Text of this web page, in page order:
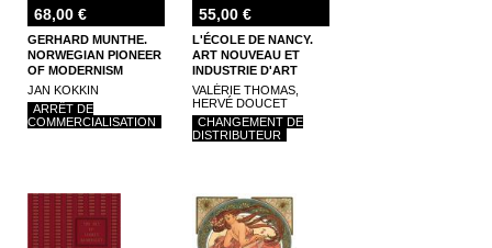
68,00 €
GERHARD MUNTHE.
NORWEGIAN PIONEER
OF MODERNISM
JAN KOKKIN
ARRÊT DE
COMMERCIALISATION
55,00 €
L'ÉCOLE DE NANCY.
ART NOUVEAU ET
INDUSTRIE D'ART
VALÉRIE THOMAS,
HERVÉ DOUCET
CHANGEMENT DE
DISTRIBUTEUR